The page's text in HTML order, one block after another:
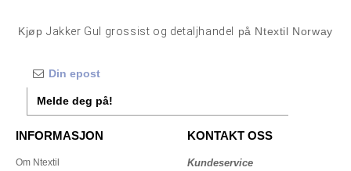
KjøpJakker Gul grossist og detaljhandel på Ntextil Norway
Melde deg på!
INFORMASJON
Om Ntextil
KONTAKT OSS
Kundeservice